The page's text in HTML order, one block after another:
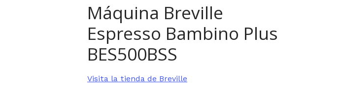
Máquina Breville
Espresso Bambino Plus
BES500BSS
Visita la tienda de Breville